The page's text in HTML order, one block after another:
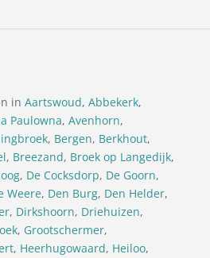
in Aartswoud, Abbekerk,
Paulowna, Avenhorn,
, Bergen, Berkhout,
, Breezand, Broek op Langedijk,
, De Cocksdorp, De Goorn,
Weere, Den Burg, Den Helder,
, Dirkshoorn, Driehuizen,
, Grootschermer,
, Heerhugowaard, Heiloo,